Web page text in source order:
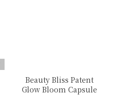
Beauty Bliss Patent
Glow Bloom Capsule